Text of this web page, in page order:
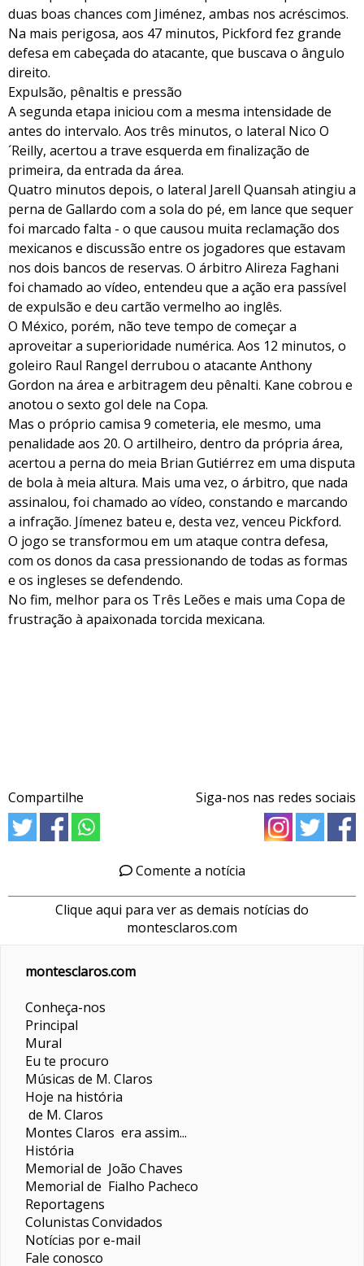
duas boas chances com Jiménez, ambas nos acréscimos.
Na mais perigosa, aos 47 minutos, Pickford fez grande
defesa em cabeçada do atacante, que buscava o ângulo
direito.
Expulsão, pênaltis e pressão
A segunda etapa iniciou com a mesma intensidade de
antes do intervalo. Aos três minutos, o lateral Nico O
´Reilly, acertou a trave esquerda em finalização de
primeira, da entrada da área.
Quatro minutos depois, o lateral Jarell Quansah atingiu a
perna de Gallardo com a sola do pé, em lance que sequer
foi marcado falta - o que causou muita reclamação dos
mexicanos e discussão entre os jogadores que estavam
nos dois bancos de reservas. O árbitro Alireza Faghani
foi chamado ao vídeo, entendeu que a ação era passível
de expulsão e deu cartão vermelho ao inglês.
O México, porém, não teve tempo de começar a
aproveitar a superioridade numérica. Aos 12 minutos, o
goleiro Raul Rangel derrubou o atacante Anthony
Gordon na área e arbitragem deu pênalti. Kane cobrou e
anotou o sexto gol dele na Copa.
Mas o próprio camisa 9 cometeria, ele mesmo, uma
penalidade aos 20. O artilheiro, dentro da própria área,
acertou a perna do meia Brian Gutiérrez em uma disputa
de bola à meia altura. Mais uma vez, o árbitro, que nada
assinalou, foi chamado ao vídeo, constando e marcando
a infração. Jímenez bateu e, desta vez, venceu Pickford.
O jogo se transformou em um ataque contra defesa,
com os donos da casa pressionando de todas as formas
e os ingleses se defendendo.
No fim, melhor para os Três Leões e mais uma Copa de
frustração à apaixonada torcida mexicana.
Compartilhe Siga-nos nas redes sociais
Comente a notícia
Clique aqui para ver as demais notícias do
montesclaros.com
montesclaros.com
Conheça-nos
Principal
Mural
Eu te procuro
Músicas de M. Claros
Hoje na história
de M. Claros
Montes Claros era assim...
História
Memorial de João Chaves
Memorial de Fialho Pacheco
Reportagens
ColunistasConvidados
Notícias por e-mail
Fale conosco